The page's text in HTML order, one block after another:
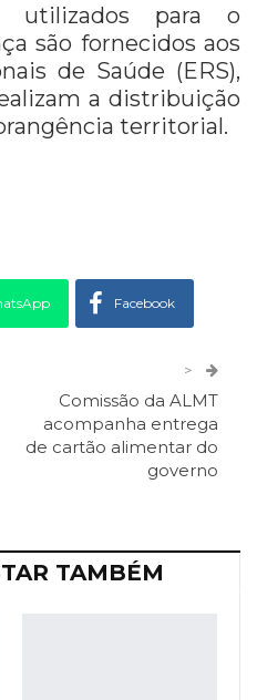
utilizados para o
são fornecidos aos
de Saúde (ERS),
a distribuição
territorial.
Facebook
O email
>
Comissão da ALMT
acompanha entrega
de cartão alimentar do
governo
TAMBÉM